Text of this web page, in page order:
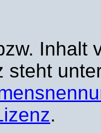
Inhalt
steht
.